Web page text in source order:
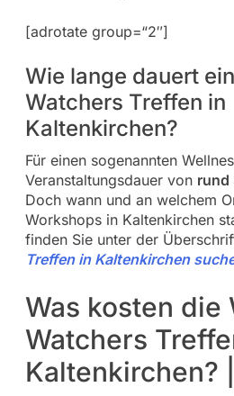
[adrotate group=“2″]
Wie lange dauert
Watchers Treffen in
Kaltenkirchen?
Für einen sogenannten
Veranstaltungsdauer von rund
Doch wann und an welchem
Workshops in Kaltenkirchen
finden Sie unter der
Treffen in Kaltenkirchen
Was kosten die
Watchers
Kaltenkirchen?